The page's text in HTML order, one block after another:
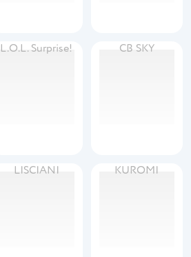
L.O.L. Surprise! CB SKY
LISCIANI KUROMI